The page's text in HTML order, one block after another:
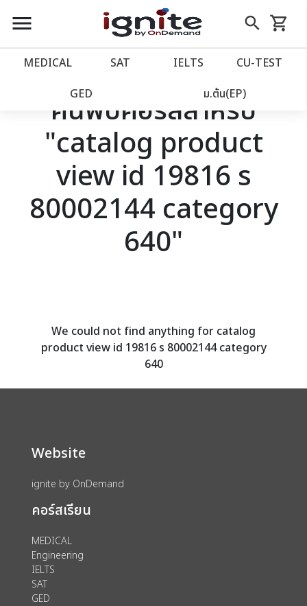
close
account_balance หน้าแรก
เว็บไซต์อิกไนท์
โปรโมชั่น
วางแผนการเรียน
account_circle เข้าสู่ระบบ
menu search
Skip
to
shopping_cart
รถเข็น
MEDICAL SAT IELTS CU‑TEST
GED ม.ต้น(EP)
ค้นพบคอร์สสำหรับ
"catalog product
view id 19816 s
80002144 category
640"
We could not find anything for catalog
product view id 19816 s 80002144 category
640
Website
ignite by OnDemand
คอร์สเรียน
MEDICAL
Engineering
IELTS
SAT
GED